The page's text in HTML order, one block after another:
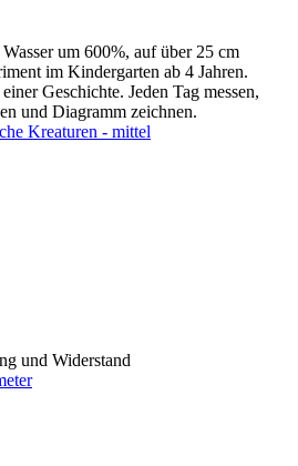
um 600%, auf über 25 cm
im Kindergarten ab 4 Jahren.
Geschichte. Jeden Tag messen,
und Diagramm zeichnen.
Kreaturen - mittel
und Widerstand